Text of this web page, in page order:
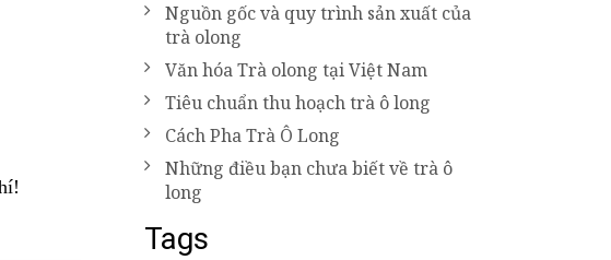
Nguồn gốc và quy trình sản xuất của
trà olong
Văn hóa Trà olong tại Việt Nam
Tiêu chuẩn thu hoạch trà ô long
Cách Pha Trà Ô Long
Những điều bạn chưa biết về trà ô
long
Tags